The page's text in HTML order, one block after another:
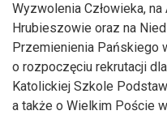
Wyzwolenia Człowieka,
Hrubieszowie oraz na
Przemienienia Pańskiego
o rozpoczęciu rekrutacji
Katolickiej Szkole
a także o Wielkim Poście